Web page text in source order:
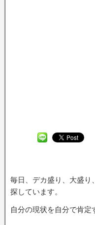
毎日、デカ盛り、大盛り
探しています。
自分の現状を自分で肯定